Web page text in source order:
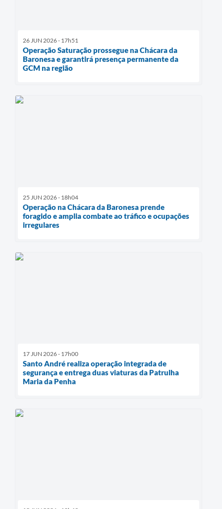
26 JUN 2026 - 17h51
Operação Saturação prossegue na Chácara da
Baronesa e garantirá presença permanente da
GCM na região
25 JUN 2026 - 18h04
Operação na Chácara da Baronesa prende
foragido e amplia combate ao tráfico e ocupações
irregulares
17 JUN 2026 - 17h00
Santo André realiza operação integrada de
segurança e entrega duas viaturas da Patrulha
Maria da Penha